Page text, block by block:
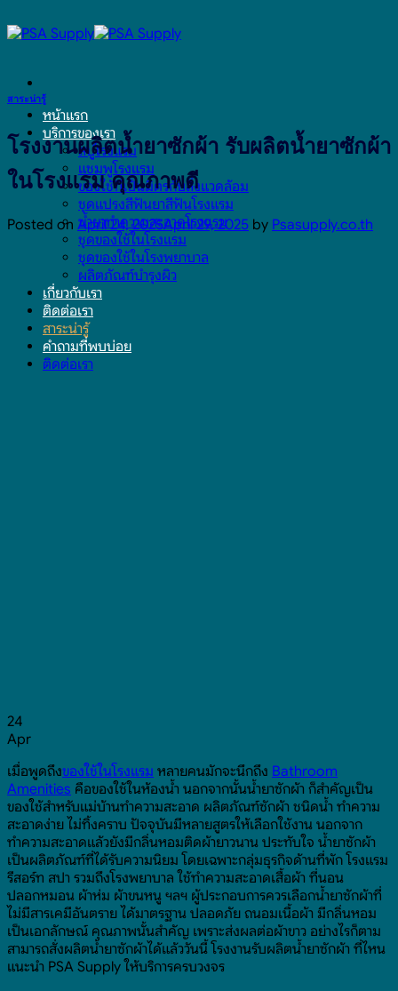
to
หน้าแรก
บริการของเรา
สบู่โรงแรม
แชมพูโรงแรม
ของใช้ที่เป็นมิตรกับสิ่งแวดล้อม
ชุดแปรงสีฟันยาสีฟันโรงแรม
น้ำยาทำความสะอาดโรงแรม
ชุดของใช้ในโรงแรม
ชุดของใช้ในโรงพยาบาล
ผลิตภัณฑ์บำรุงผิว
เกี่ยวกับเรา
ติดต่อเรา
สาระน่ารู้
คำถามที่พบบ่อย
ติดต่อเรา
สาระน่ารู้
โรงงานผลิตน้ำยาซักผ้า รับผลิตน้ำยาซักผ้า
ในโรงแรม คุณภาพดี
Posted on April 24, 2025April 29, 2025 by Psasupply.co.th
24
Apr
เมื่อพูดถึงของใช้ในโรงแรม หลายคนมักจะนึกถึง Bathroom
Amenities คือของใช้ในห้องน้ำ นอกจากนั้นน้ำยาซักผ้า ก็สำคัญเป็น
ของใช้สำหรับแม่บ้านทำความสะอาด ผลิตภัณฑ์ซักผ้า ชนิดน้ำ ทำความ
สะอาดง่าย ไม่ทิ้งคราบ ปัจจุบันมีหลายสูตรให้เลือกใช้งาน นอกจาก
ทำความสะอาดแล้วยังมีกลิ่นหอมติดผ้ายาวนาน ประทับใจ น้ำยาซักผ้า
เป็นผลิตภัณฑ์ที่ได้รับความนิยม โดยเฉพาะกลุ่มธุรกิจด้านที่พัก โรงแรม
รีสอร์ท สปา รวมถึงโรงพยาบาล ใช้ทำความสะอาดเสื้อผ้า ที่นอน
ปลอกหมอน ผ้าห่ม ผ้าขนหนู ฯลฯ ผู้ประกอบการควรเลือกน้ำยาซักผ้าที่
ไม่มีสารเคมีอันตราย ได้มาตรฐาน ปลอดภัย ถนอมเนื้อผ้า มีกลิ่นหอม
เป็นเอกลักษณ์ คุณภาพนั้นสำคัญ เพราะส่งผลต่อผ้าขาว อย่างไรก็ตาม
สามารถสั่งผลิตน้ำยาซักผ้าได้แล้ววันนี้ โรงงานรับผลิตน้ำยาซักผ้า ที่ไหน
แนะนำ PSA Supply ให้บริการครบวงจร